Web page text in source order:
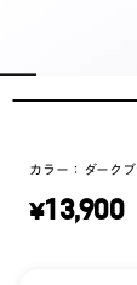
カラー： ダーク
¥13,900